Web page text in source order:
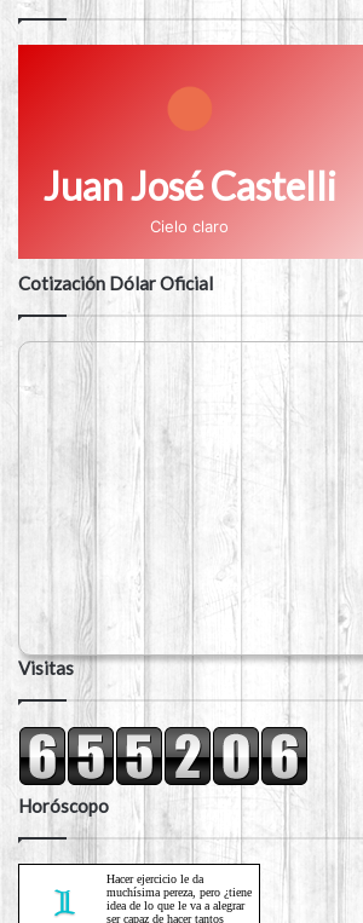
Juan José Castelli
Cielo claro
Cotización Dólar Oficial
Visitas
Horóscopo